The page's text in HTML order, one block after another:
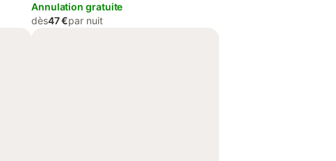
Annulation gratuite
dès47 €par nuit